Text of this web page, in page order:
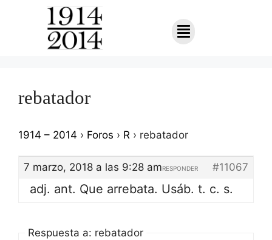
rebatador
1914 – 2014 › Foros › R › rebatador
7 marzo, 2018 a las 9:28 am #11067
RESPONDER
adj. ant. Que arrebata. Usáb. t. c. s.
Respuesta a: rebatador